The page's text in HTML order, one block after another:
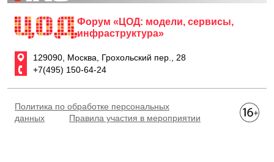
Форум «ЦОД: модели, сервисы,
инфраструктура»
129090, Москва, Грохольский пер., 28
+7(495) 150-64-24
Политика по обработке персональных
данных
Правила участия в мероприятии